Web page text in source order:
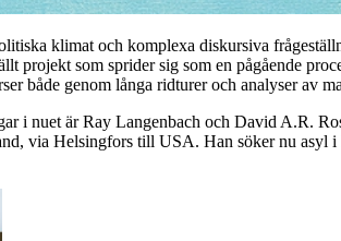
klimat och komplexa diskursiva
projekt som sprider sig som en pågående
både genom långa ridturer och analyser av
i nuet är Ray Langenbach och David A.R.
via Helsingfors till USA. Han söker nu asyl